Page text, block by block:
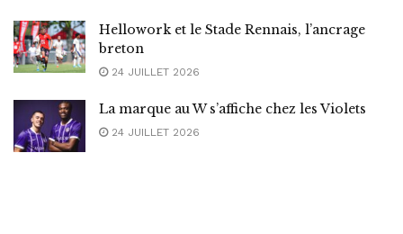
Hellowork et le Stade Rennais, l’ancrage
breton
24 JUILLET 2026
La marque au W s’affiche chez les Violets
24 JUILLET 2026